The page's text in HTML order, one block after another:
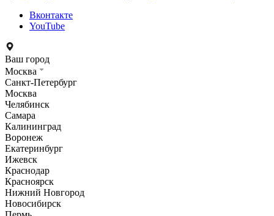
Вконтакте
YouTube
Ваш город
Москва
Санкт-Петербург
Москва
Челябинск
Самара
Калининград
Воронеж
Екатеринбург
Ижевск
Краснодар
Красноярск
Нижний Новгород
Новосибирск